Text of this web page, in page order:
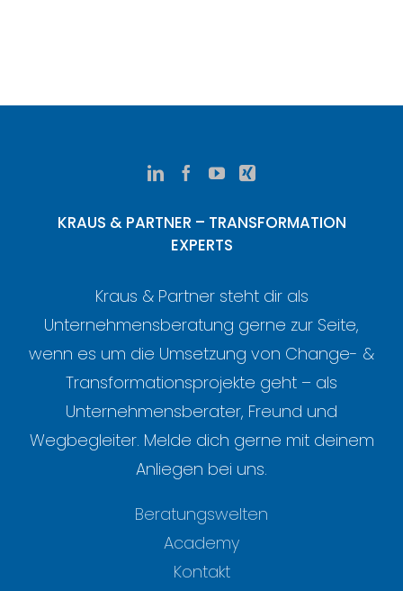
KRAUS & PARTNER – TRANSFORMATION
EXPERTS
Kraus & Partner steht dir als
Unternehmensberatung gerne zur Seite,
wenn es um die Umsetzung von Change- &
Transformationsprojekte geht – als
Unternehmensberater, Freund und
Wegbegleiter. Melde dich gerne mit deinem
Anliegen bei uns.
Beratungswelten
Academy
Kontakt